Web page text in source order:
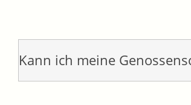
Kann ich meine